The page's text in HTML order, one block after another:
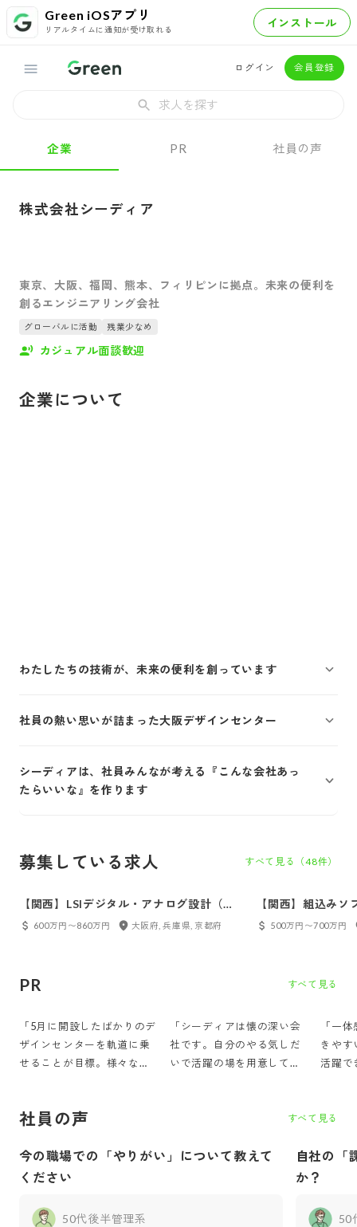
Green iOSアプリ
リアルタイムに通知が受け取れる インストール
ログイン 会員登録
求人を探す
企業 PR 社員の声
株式会社シーディア
東京、大阪、福岡、熊本、フィリピンに拠点。未来の便利を
創るエンジニアリング会社
グローバルに活動 残業少なめ
カジュアル面談歓迎
企業について
わたしたちの技術が、未来の便利を創っています
社員の熱い思いが詰まった大阪デザインセンター
シーディアは、社員みんなが考える『こんな会社あっ
たらいいな』を作ります
募集している求人 すべて見る（48件）
【関西】LSIデジタル・アナログ設計（リ
ーダー候補）
600万円〜860万円 大阪府, 兵庫県, 京都府
【関西】組込み
ア
500万円〜700万円
PR すべて見る
「5月に開設したばかりのデ
ザインセンターを軌道に乗
せることが目標。様々なキ
「シーディアは懐の深い会
社です。自分のやる気しだ
いで活躍の場を用意してく
「一
きやす
活躍で
社員の声 すべて見る
今の職場での「やりがい」について教えて
ください
50代後半管理系
自社の「
か？
50